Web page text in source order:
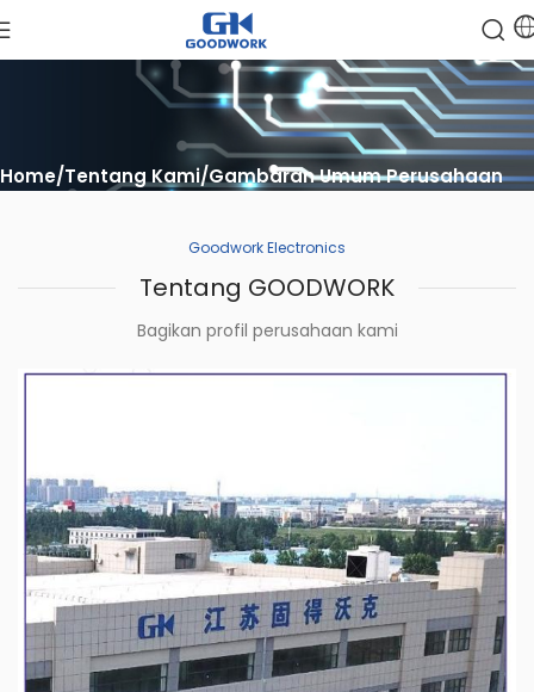
Home Tentang Kami Gambaran Umum Perusahaan
Goodwork Electronics
Tentang GOODWORK
Bagikan profil perusahaan kami